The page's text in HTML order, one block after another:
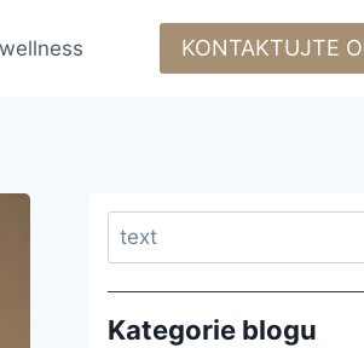
KONTAKTUJTE
Search
Kategorie blogu